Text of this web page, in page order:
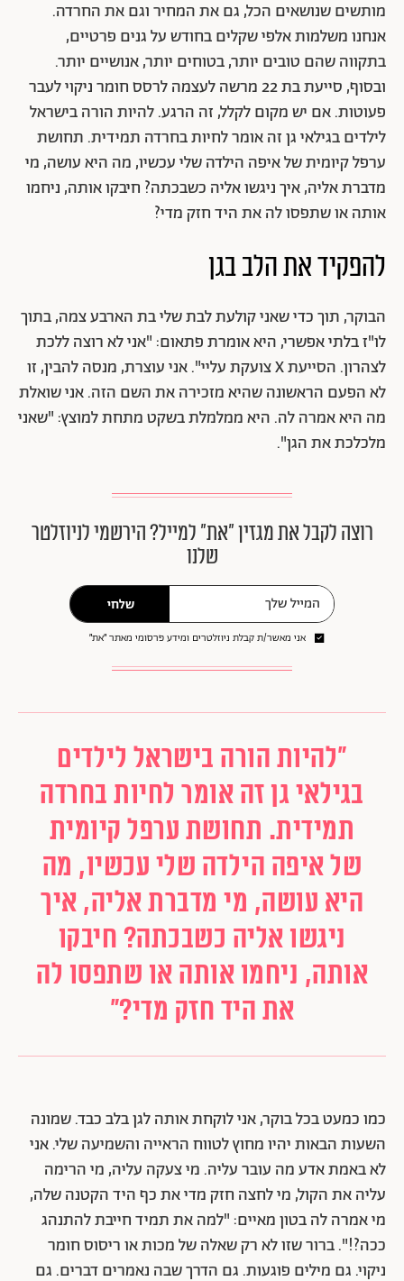
מותשים שנושאים הכל, גם את המחיר וגם את החרדה.
אנחנו משלמות אלפי שקלים בחודש על גנים פרטיים,
בתקווה שהם טובים יותר, בטוחים יותר, אנושיים יותר.
ובסוף, סייעת בת 22 מרשה לעצמה לרסס חומר ניקוי לעבר
פעוטות. אם יש מקום לקלל, זה הרגע. להיות הורה בישראל
לילדים בגילאי גן זה אומר לחיות בחרדה תמידית. תחושת
ערפל קיומית של איפה הילדה שלי עכשיו, מה היא עושה, מי
מדברת אליה, איך ניגשו אליה כשבכתה? חיבקו אותה, ניחמו
אותה או שתפסו לה את היד חזק מדי?
להפקיד את הלב בגן
הבוקר, תוך כדי שאני קולעת לבת שלי בת הארבע צמה, בתוך
לו"ז בלתי אפשרי, היא אומרת פתאום: "אני לא רוצה ללכת
לצהרון. הסייעת X צועקת עליי". אני עוצרת, מנסה להבין, זו
לא הפעם הראשונה שהיא מזכירה את השם הזה. אני שואלת
מה היא אמרה לה. היא ממלמלת בשקט מתחת למוצץ: "שאני
מלכלכת את הגן".
רוצה לקבל את מגזין ״את״ למייל? הירשמי לניוזלטר
שלנו
שלחי
אני מאשר/ת קבלת ניוזלטרים ומידע פרסומי מאתר ״את״
"להיות הורה בישראל לילדים
בגילאי גן זה אומר לחיות בחרדה
תמידית. תחושת ערפל קיומית
של איפה הילדה שלי עכשיו, מה
היא עושה, מי מדברת אליה, איך
ניגשו אליה כשבכתה? חיבקו
אותה, ניחמו אותה או שתפסו לה
את היד חזק מדי?"
כמו כמעט בכל בוקר, אני לוקחת אותה לגן בלב כבד. שמונה
השעות הבאות יהיו מחוץ לטווח הראייה והשמיעה שלי. אני
לא באמת אדע מה עובר עליה. מי צעקה עליה, מי הרימה
עליה את הקול, מי לחצה חזק מדי את כף היד הקטנה שלה,
מי אמרה לה בטון מאיים: "למה את תמיד חייבת להתנהג
ככה?!". ברור שזו לא רק שאלה של מכות או ריסוס חומר
ניקוי. גם מילים פוגעות. גם הדרך שבה נאמרים דברים. גם